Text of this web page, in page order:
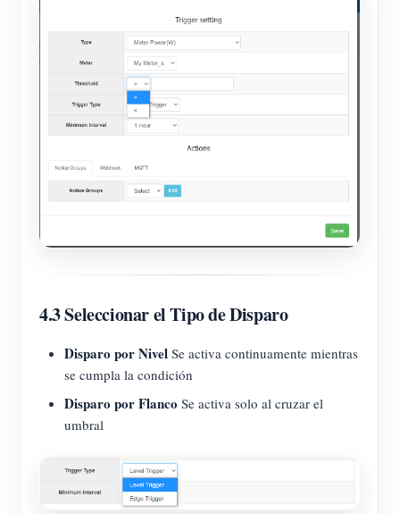
4.3 Seleccionar el Tipo de Disparo
Disparo por Nivel Se activa continuamente mientras
se cumpla la condición
Disparo por Flanco Se activa solo al cruzar el
umbral